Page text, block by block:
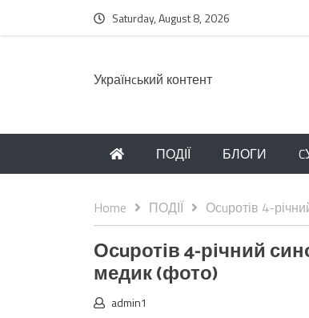
Saturday, August 8, 2026
Українcький контент
ПОДІЇ БЛОГИ
Home ПОДІЇ Осuротів 4-
Осuротів 4-річний
медик (фото)
admin1